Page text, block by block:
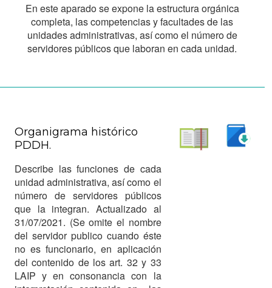
En este aparado se expone la estructura orgánica
completa, las competencias y facultades de las
unidades administrativas, así como el número de
servidores públicos que laboran en cada unidad.
Organigrama histórico
PDDH.
Describe las funciones de cada
unidad administrativa, así como el
número de servidores públicos
que la integran. Actualizado al
31/07/2021. (Se omite el nombre
del servidor publico cuando éste
no es funcionario, en aplicación
del contenido de los art. 32 y 33
LAIP y en consonancia con la